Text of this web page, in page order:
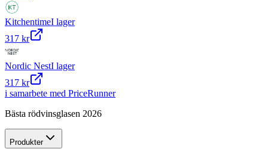
KitchentimeI lager
317 kr
Nordic NestI lager
317 kr
i samarbete med PriceRunner
Bästa rödvinsglasen 2026
Produkter